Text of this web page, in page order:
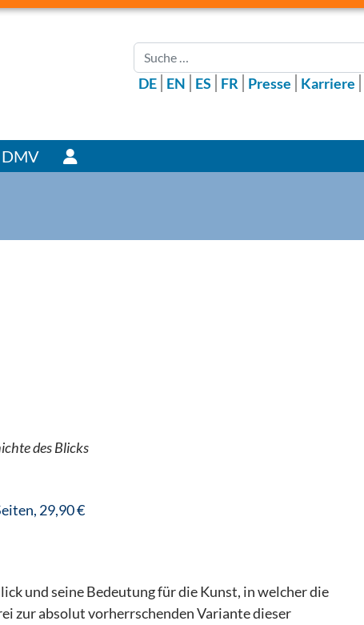
Suchen
DE EN ES FR Presse Karriere
DMV
des Blicks
, 29,90 €
und seine Bedeutung für die Kunst, in welcher die
zur absolut vorherrschenden Variante dieser